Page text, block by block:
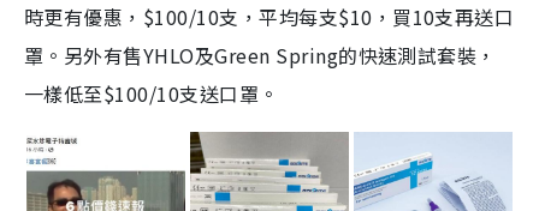
時更有優惠，$100/10支，平均每支$10，買10支再送口
罩。另外有售YHLO及Green Spring的快速測試套裝，
一樣低至$100/10支送口罩。